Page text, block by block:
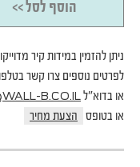
הוסף לסל >>
ניתן להזמין במידות קיר
לפרטים נוספים צרו קשר בטלפון 050-
או בדוא"לB.CO.IL
או בטופס
הצעת מחיר